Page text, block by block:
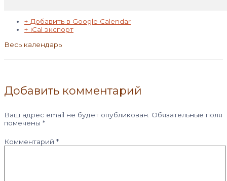
+ Добавить в Google Calendar
+ iCal экспорт
Весь календарь
Добавить комментарий
Ваш адрес email не будет опубликован. Обязательные поля
помечены *
Комментарий *